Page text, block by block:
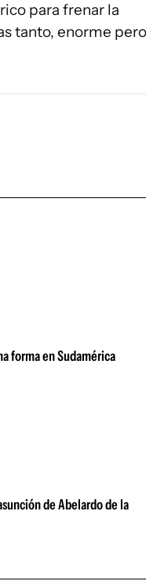
para frenar la
tanto, enorme pero
forma en Sudamérica
de Abelardo de la